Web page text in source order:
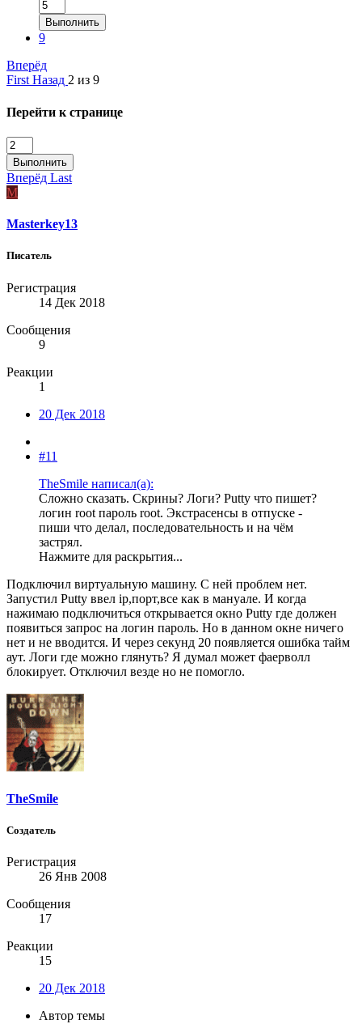
Выполнить
9
Вперёд
First Назад 2 из 9
Перейти к странице
Выполнить
Вперёд Last
M
Masterkey13
Писатель
Регистрация
14 Дек 2018
Сообщения
9
Реакции
1
20 Дек 2018
#11
TheSmile написал(а):
Сложно сказать. Скрины? Логи? Putty что пишет?
логин root пароль root. Экстрасенсы в отпуске -
пиши что делал, последовательность и на чём
застрял.
Нажмите для раскрытия...
Подключил виртуальную машину. С ней проблем нет.
Запустил Putty ввел ip,порт,все как в мануале. И когда
нажимаю подключиться открывается окно Putty где должен
появиться запрос на логин пароль. Но в данном окне ничего
нет и не вводится. И через секунд 20 появляется ошибка тайм
аут. Логи где можно глянуть? Я думал может фаерволл
блокирует. Отключил везде но не помогло.
TheSmile
Создатель
Регистрация
26 Янв 2008
Сообщения
17
Реакции
15
20 Дек 2018
Автор темы